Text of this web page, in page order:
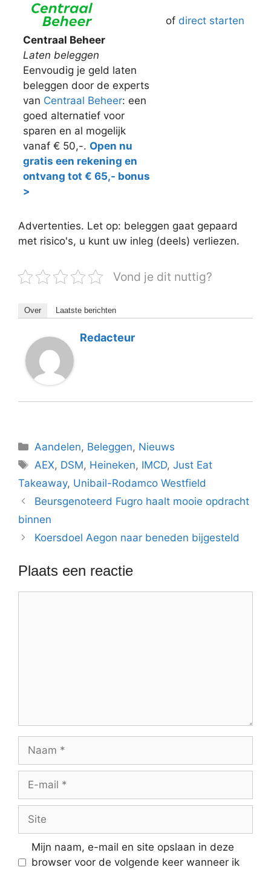
Centraal Beheer
Laten beleggen
Eenvoudig je geld laten
beleggen door de experts
van Centraal Beheer: een
goed alternatief voor
sparen en al mogelijk
vanaf € 50,-. Open nu
gratis een rekening en
ontvang tot € 65,- bonus
>
of direct starten
Advertenties. Let op: beleggen gaat gepaard
met risico's, u kunt uw inleg (deels) verliezen.
Vond je dit nuttig?
Over Laatste berichten
Redacteur
Categorieën
Aandelen, Beleggen, Nieuws
Tags
AEX, DSM, Heineken, IMCD,Just Eat
Takeaway, Unibail-Rodamco Westfield
Beursgenoteerd Fugro haalt mooie opdracht
binnen
Koersdoel Aegon naar beneden bijgesteld
Plaats een reactie
mail
Mijn naam, e-mail en site opslaan in deze
browser voor de volgende keer wanneer ik